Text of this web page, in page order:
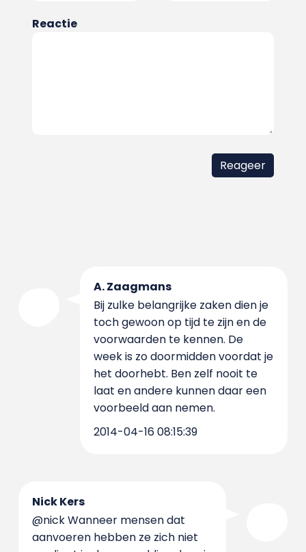
Reactie
A. Zaagmans
Bij zulke belangrijke zaken dien je
toch gewoon op tijd te zijn en de
voorwaarden te kennen. De
week is zo doormidden voordat je
het doorhebt. Ben zelf nooit te
laat en andere kunnen daar een
voorbeeld aan nemen.
2014-04-16 08:15:39
Nick Kers
@nick Wanneer mensen dat
aanvoeren hebben ze zich niet